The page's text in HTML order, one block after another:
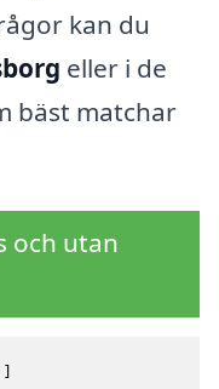
kan du
eller i de
bäst matchar
och utan